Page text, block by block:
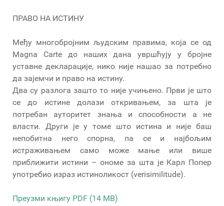
ПРАВО НА ИСТИНУ
Међу многобројним људским правима, која се од
Magna Carte до наших дана увршћују у бројне
уставне декларације, нико није нашао за потребно
да зајемчи и право на истину.
Два су разлога зашто то није учињено. Први је што
се до истине долази откривањем, за шта је
потребан ауторитет знања и способности а не
власти. Други је у томе што истина и није баш
непобитна него спорна, па се и најбољим
истраживањем само може мање или више
приближити истини – ономе за шта је Карл Попер
употребио израз истиноликост (verisimilitude).
Преузми књигу PDF (14 MB)